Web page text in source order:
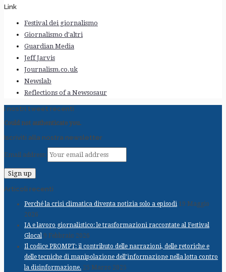
Link
Festival dei giornalismo
Giornalismo d'altri
Guardian Media
Jeff Jarvis
Journalism.co.uk
Newslab
Reflections of a Newsosaur
I nostri tweet recenti
Could not authenticate you.
Iscriviti alla nostra newsletter
Email address:
Articoli recenti
Perché la crisi climatica diventa notizia solo a episodi 19 Maggio
2026
IA e lavoro giornalistico: le trasformazioni raccontate al Festival
Glocal 9 Febbraio 2026
Il codice PROMPT: il contributo delle narrazioni, delle retoriche e
delle tecniche di manipolazione dell’informazione nella lotta contro
la disinformazione. 25 Marzo 2025